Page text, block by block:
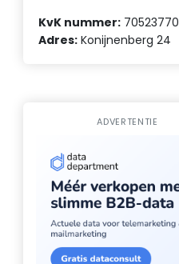
KvK nummer: 70523770
Adres: Konijnenberg 24
ADVERTENTIE